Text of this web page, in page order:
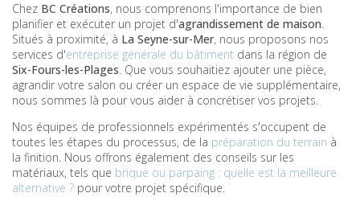
Chez BC Créations, nous comprenons l'importance de bien
planifier et exécuter un projet d'agrandissement de maison.
Situés à proximité, à La Seyne-sur-Mer, nous proposons nos
services d'entreprise générale du bâtiment dans la région de
Six-Fours-les-Plages. Que vous souhaitiez ajouter une pièce,
agrandir votre salon ou créer un espace de vie supplémentaire,
nous sommes là pour vous aider à concrétiser vos projets.
Nos équipes de professionnels expérimentés s'occupent de
toutes les étapes du processus, de la préparation du terrain à
la finition. Nous offrons également des conseils sur les
matériaux, tels que brique ou parpaing : quelle est la meilleure
alternative ? pour votre projet spécifique.